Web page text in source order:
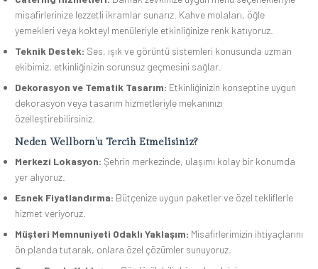
misafirlerinize lezzetli ikramlar sunarız. Kahve molaları, öğle
yemekleri veya kokteyl menüleriyle etkinliğinize renk katıyoruz.
Teknik Destek: Ses, ışık ve görüntü sistemleri konusunda uzman
ekibimiz, etkinliğinizin sorunsuz geçmesini sağlar.
Dekorasyon ve Tematik Tasarım: Etkinliğinizin konseptine uygun
dekorasyon veya tasarım hizmetleriyle mekanınızı
özelleştirebilirsiniz.
Neden Wellborn’u Tercih Etmelisiniz?
Merkezi Lokasyon: Şehrin merkezinde, ulaşımı kolay bir konumda
yer alıyoruz.
Esnek Fiyatlandırma: Bütçenize uygun paketler ve özel tekliflerle
hizmet veriyoruz.
Müşteri Memnuniyeti Odaklı Yaklaşım: Misafirlerimizin ihtiyaçlarını
ön planda tutarak, onlara özel çözümler sunuyoruz.